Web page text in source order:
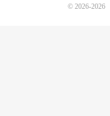
© 2026-2026